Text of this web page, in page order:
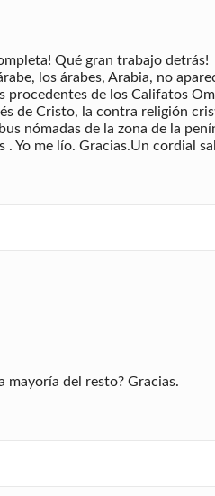
Qué gran trabajo detrás!
los árabes, Arabia, no
procedentes de los Califatos
de Cristo, la contra religión
nómadas de la zona de la
Yo me lío. Gracias.Un cordial
mayoría del resto? Gracias.